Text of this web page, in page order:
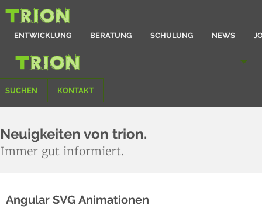
ENTWICKLUNG BERATUNG SCHULUNG NEWS
SUCHEN KONTAKT
Neuigkeiten von trion.
Immer gut informiert.
Angular SVG Animationen